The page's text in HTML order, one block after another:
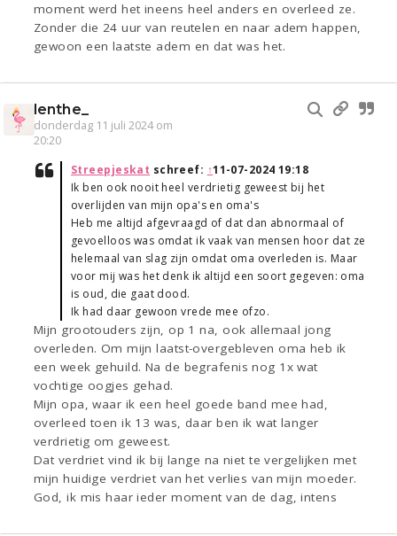
moment werd het ineens heel anders en overleed ze.
Zonder die 24 uur van reutelen en naar adem happen,
gewoon een laatste adem en dat was het.
lenthe_
donderdag 11 juli 2024 om
20:20
Streepjeskat schreef: ↑11-07-2024 19:18
Ik ben ook nooit heel verdrietig geweest bij het
overlijden van mijn opa's en oma's
Heb me altijd afgevraagd of dat dan abnormaal of
gevoelloos was omdat ik vaak van mensen hoor dat ze
helemaal van slag zijn omdat oma overleden is. Maar
voor mij was het denk ik altijd een soort gegeven: oma
is oud, die gaat dood.
Ik had daar gewoon vrede mee ofzo.
Mijn grootouders zijn, op 1 na, ook allemaal jong
overleden. Om mijn laatst-overgebleven oma heb ik
een week gehuild. Na de begrafenis nog 1x wat
vochtige oogjes gehad.
Mijn opa, waar ik een heel goede band mee had,
overleed toen ik 13 was, daar ben ik wat langer
verdrietig om geweest.
Dat verdriet vind ik bij lange na niet te vergelijken met
mijn huidige verdriet van het verlies van mijn moeder.
God, ik mis haar ieder moment van de dag, intens